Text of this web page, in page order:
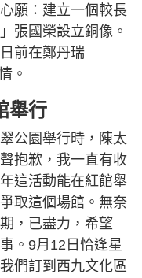
願：建立一個較長
張國榮設立銅像。
前在鄭丹瑞
。
舉行
公園舉行時，陳太
抱歉，我一直有收
這活動能在紅館舉
取這個場館。無奈
，已盡力，希望
。9月12日恰逢星
們訂到西九文化區